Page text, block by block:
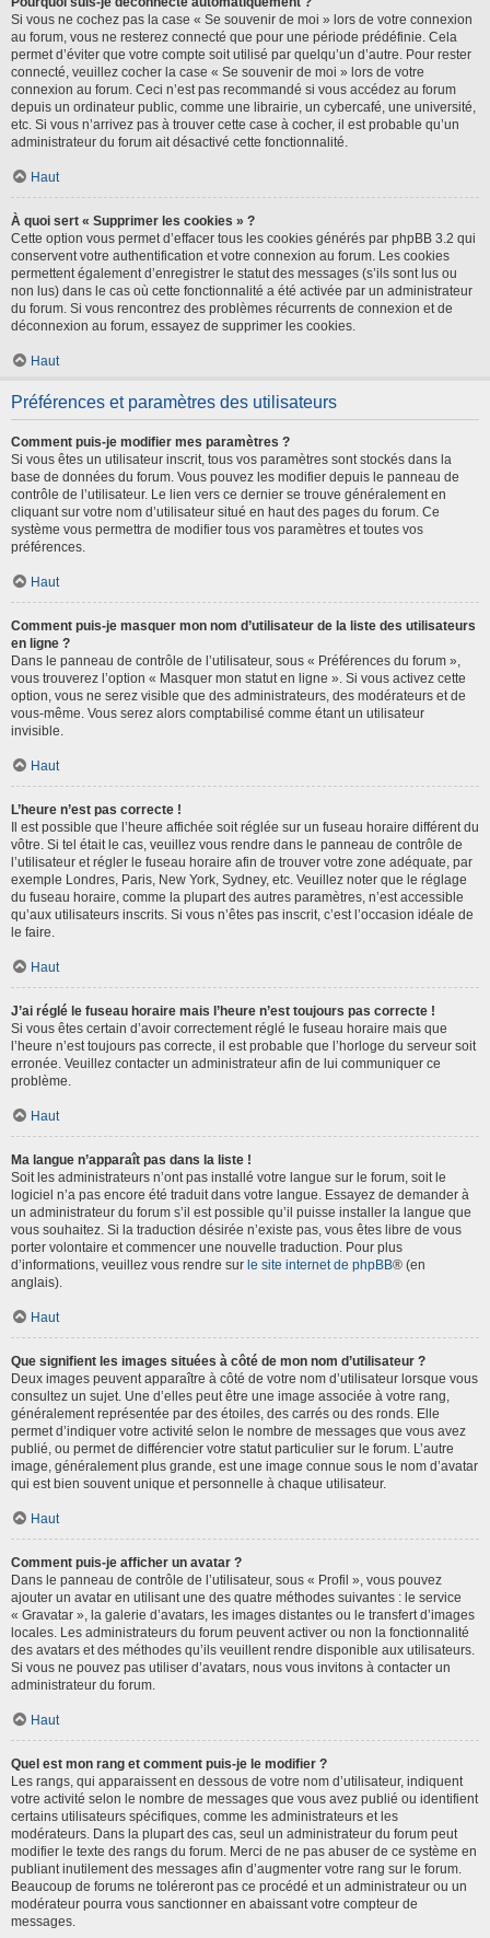
Si vous ne cochez pas la case « Se souvenir de moi » lors de votre connexion
au forum, vous ne resterez connecté que pour une période prédéfinie. Cela
permet d’éviter que votre compte soit utilisé par quelqu’un d’autre. Pour rester
connecté, veuillez cocher la case « Se souvenir de moi » lors de votre
connexion au forum. Ceci n’est pas recommandé si vous accédez au forum
depuis un ordinateur public, comme une librairie, un cybercafé, une université,
etc. Si vous n’arrivez pas à trouver cette case à cocher, il est probable qu’un
administrateur du forum ait désactivé cette fonctionnalité.
Haut
À quoi sert « Supprimer les cookies » ?
Cette option vous permet d’effacer tous les cookies générés par phpBB 3.2 qui
conservent votre authentification et votre connexion au forum. Les cookies
permettent également d’enregistrer le statut des messages (s’ils sont lus ou
non lus) dans le cas où cette fonctionnalité a été activée par un administrateur
du forum. Si vous rencontrez des problèmes récurrents de connexion et de
déconnexion au forum, essayez de supprimer les cookies.
Haut
Préférences et paramètres des utilisateurs
Comment puis-je modifier mes paramètres ?
Si vous êtes un utilisateur inscrit, tous vos paramètres sont stockés dans la
base de données du forum. Vous pouvez les modifier depuis le panneau de
contrôle de l’utilisateur. Le lien vers ce dernier se trouve généralement en
cliquant sur votre nom d’utilisateur situé en haut des pages du forum. Ce
système vous permettra de modifier tous vos paramètres et toutes vos
préférences.
Haut
Comment puis-je masquer mon nom d’utilisateur de la liste des utilisateurs
en ligne ?
Dans le panneau de contrôle de l’utilisateur, sous « Préférences du forum »,
vous trouverez l’option « Masquer mon statut en ligne ». Si vous activez cette
option, vous ne serez visible que des administrateurs, des modérateurs et de
vous-même. Vous serez alors comptabilisé comme étant un utilisateur
invisible.
Haut
L’heure n’est pas correcte !
Il est possible que l’heure affichée soit réglée sur un fuseau horaire différent du
vôtre. Si tel était le cas, veuillez vous rendre dans le panneau de contrôle de
l’utilisateur et régler le fuseau horaire afin de trouver votre zone adéquate, par
exemple Londres, Paris, New York, Sydney, etc. Veuillez noter que le réglage
du fuseau horaire, comme la plupart des autres paramètres, n’est accessible
qu’aux utilisateurs inscrits. Si vous n’êtes pas inscrit, c’est l’occasion idéale de
le faire.
Haut
J’ai réglé le fuseau horaire mais l’heure n’est toujours pas correcte !
Si vous êtes certain d’avoir correctement réglé le fuseau horaire mais que
l’heure n’est toujours pas correcte, il est probable que l’horloge du serveur soit
erronée. Veuillez contacter un administrateur afin de lui communiquer ce
problème.
Haut
Ma langue n’apparaît pas dans la liste !
Soit les administrateurs n’ont pas installé votre langue sur le forum, soit le
logiciel n’a pas encore été traduit dans votre langue. Essayez de demander à
un administrateur du forum s’il est possible qu’il puisse installer la langue que
vous souhaitez. Si la traduction désirée n’existe pas, vous êtes libre de vous
porter volontaire et commencer une nouvelle traduction. Pour plus
d’informations, veuillez vous rendre sur le site internet de phpBB® (en
anglais).
Haut
Que signifient les images situées à côté de mon nom d’utilisateur ?
Deux images peuvent apparaître à côté de votre nom d’utilisateur lorsque vous
consultez un sujet. Une d’elles peut être une image associée à votre rang,
généralement représentée par des étoiles, des carrés ou des ronds. Elle
permet d’indiquer votre activité selon le nombre de messages que vous avez
publié, ou permet de différencier votre statut particulier sur le forum. L’autre
image, généralement plus grande, est une image connue sous le nom d’avatar
qui est bien souvent unique et personnelle à chaque utilisateur.
Haut
Comment puis-je afficher un avatar ?
Dans le panneau de contrôle de l’utilisateur, sous « Profil », vous pouvez
ajouter un avatar en utilisant une des quatre méthodes suivantes : le service
« Gravatar », la galerie d’avatars, les images distantes ou le transfert d’images
locales. Les administrateurs du forum peuvent activer ou non la fonctionnalité
des avatars et des méthodes qu’ils veuillent rendre disponible aux utilisateurs.
Si vous ne pouvez pas utiliser d’avatars, nous vous invitons à contacter un
administrateur du forum.
Haut
Quel est mon rang et comment puis-je le modifier ?
Les rangs, qui apparaissent en dessous de votre nom d’utilisateur, indiquent
votre activité selon le nombre de messages que vous avez publié ou identifient
certains utilisateurs spécifiques, comme les administrateurs et les
modérateurs. Dans la plupart des cas, seul un administrateur du forum peut
modifier le texte des rangs du forum. Merci de ne pas abuser de ce système en
publiant inutilement des messages afin d’augmenter votre rang sur le forum.
Beaucoup de forums ne toléreront pas ce procédé et un administrateur ou un
modérateur pourra vous sanctionner en abaissant votre compteur de
messages.